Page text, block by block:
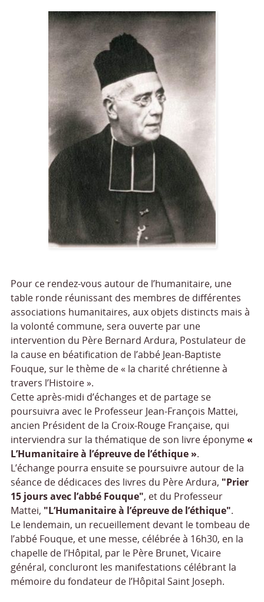
Pour ce rendez-vous autour de l’humanitaire, une
table ronde réunissant des membres de différentes
associations humanitaires, aux objets distincts mais à
la volonté commune, sera ouverte par une
intervention du Père Bernard Ardura, Postulateur de
la cause en béatification de l’abbé Jean-Baptiste
Fouque, sur le thème de « la charité chrétienne à
travers l’Histoire ».
Cette après-midi d’échanges et de partage se
poursuivra avec le Professeur Jean-François Mattei,
ancien Président de la Croix-Rouge Française, qui
interviendra sur la thématique de son livre éponyme«
L’Humanitaire à l’épreuve de l’éthique ».
L’échange pourra ensuite se poursuivre autour de la
séance de dédicaces des livres du Père Ardura, "Prier
15 jours avec l’abbé Fouque", et du Professeur
Mattei, "L’Humanitaire à l’épreuve de l’éthique".
Le lendemain, un recueillement devant le tombeau de
l’abbé Fouque, et une messe, célébrée à 16h30, en la
chapelle de l’Hôpital, par le Père Brunet, Vicaire
général, concluront les manifestations célébrant la
mémoire du fondateur de l’Hôpital Saint Joseph.